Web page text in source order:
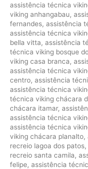
assistência técnica
viking anhangabau,
fernandes, assistência
assistência técnica
bella vitta, assistência
técnica viking bosque
viking casa branca,
assistência técnica
centro, assistência
assistência técnica
técnica viking chácara
chácara itamar,
assistência técnica
assistência técnica
viking chácara planalto,
recreio lagoa dos patos,
recreio santa camila,
felipe, assistência